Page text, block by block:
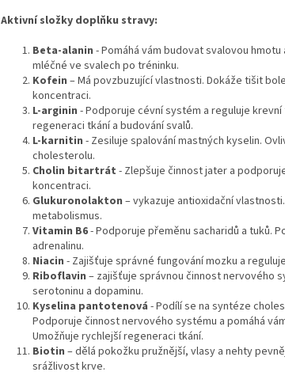
Aktivní složky doplňku stravy:
Beta-alanin - Pomáhá vám budovat svalovou
mléčné ve svalech po tréninku.
Kofein – Má povzbuzující vlastnosti. Dokáže tišit
koncentraci.
L-arginin - Podporuje cévní systém a reguluje
regeneraci tkání a budování svalů.
L-karnitin - Zesiluje spalování mastných kyselin.
cholesterolu.
Cholin bitartrát - Zlepšuje činnost jater a
koncentraci.
Glukuronolakton – vykazuje antioxidační
metabolismus.
Vitamin B6- Podporuje přeměnu sacharidů a tuků.
adrenalinu.
Niacin - Zajišťuje správné fungování mozku a
Riboflavin – zajišťuje správnou činnost nervového
serotoninu a dopaminu.
Kyselina pantotenová - Podílí se na syntéze
Podporuje činnost nervového systému a pomáhá
Umožňuje rychlejší regeneraci tkání.
Biotin – dělá pokožku pružnější, vlasy a nehty
srážlivost krve.